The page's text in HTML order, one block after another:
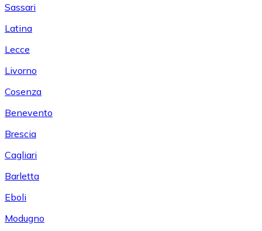
Sassari
Latina
Lecce
Livorno
Cosenza
Benevento
Brescia
Cagliari
Barletta
Eboli
Modugno